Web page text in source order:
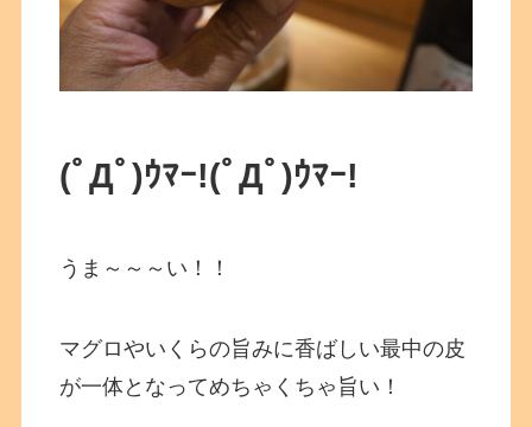
(ﾟДﾟ)ｳﾏｰ!(ﾟДﾟ)ｳﾏｰ!
うま～～～い！！
マグロやいくらの旨みに香ばしい最中の皮
が一体となってめちゃくちゃ旨い！